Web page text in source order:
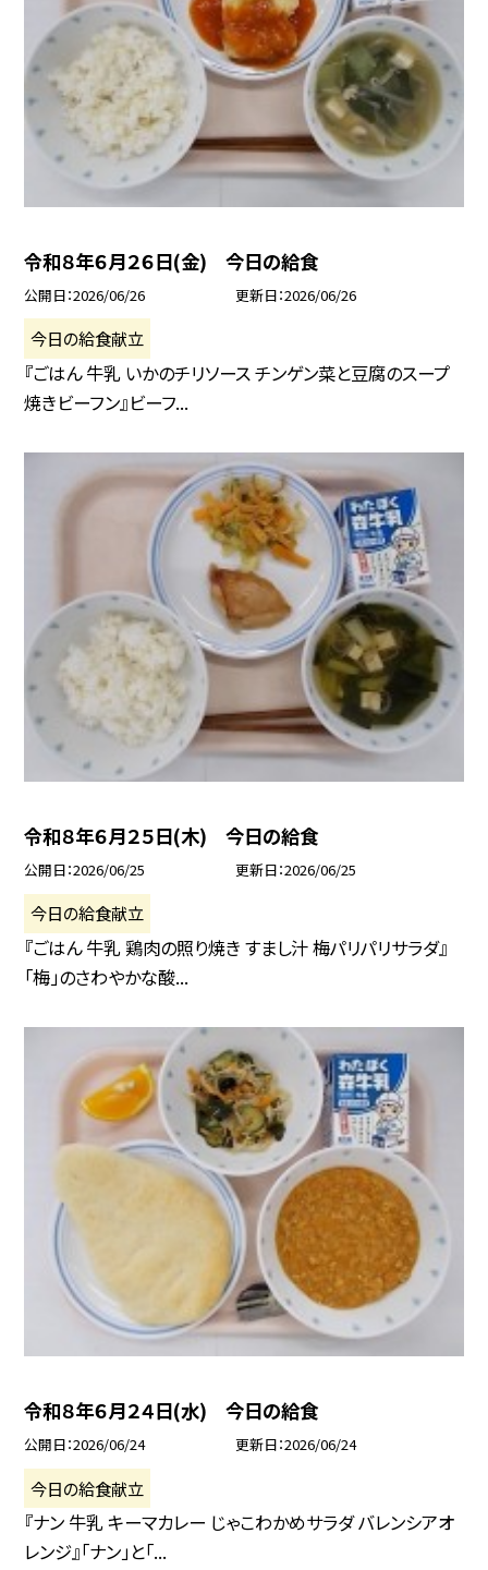
令和８年６月２６日(金) 今日の給食
公開日 2026/06/26 更新日 2026/06/26
今日の給食献立
『ごはん 牛乳 いかのチリソース チンゲン菜と豆腐のスープ
焼きビーフン』ビーフ...
令和８年６月２５日(木) 今日の給食
公開日 2026/06/25 更新日 2026/06/25
今日の給食献立
『ごはん 牛乳 鶏肉の照り焼き すまし汁 梅パリパリサラダ』
「梅」のさわやかな酸...
令和８年６月２４日(水) 今日の給食
公開日 2026/06/24 更新日 2026/06/24
今日の給食献立
『ナン 牛乳 キーマカレー じゃこわかめサラダ バレンシアオ
レンジ』「ナン」と「...